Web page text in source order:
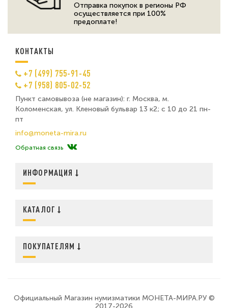
Отправка покупок в регионы РФ
осуществляется при 100%
предоплате!
КОНТАКТЫ
+7 (499) 755-91-45
+7 (958) 805-02-52
Пункт самовывоза (не магазин): г. Москва, м.
Коломенская, ул. Кленовый бульвар 13 к2; с 10 до 21 пн-
пт
info@moneta-mira.ru
Обратная связь
ИНФОРМАЦИЯ
КАТАЛОГ
ПОКУПАТЕЛЯМ
Официальный Магазин нумизматики МОНЕТА-МИРА.РУ ©
2017-2026